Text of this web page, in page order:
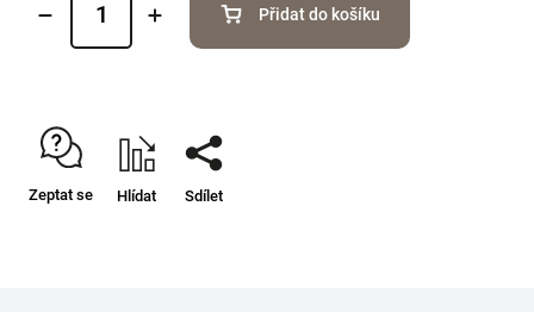
Přidat do košíku
Zeptat se Hlídat Sdílet